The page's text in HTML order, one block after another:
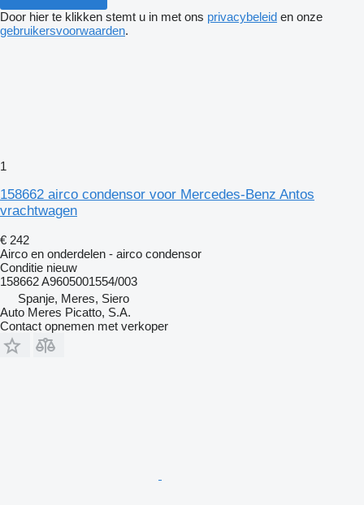
Door hier te klikken stemt u in met ons privacybeleid en onze
gebruikersvoorwaarden.
1
158662 airco condensor voor Mercedes-Benz Antos
vrachtwagen
€ 242
Airco en onderdelen - airco condensor
Conditie nieuw
158662 A9605001554/003
Spanje, Meres, Siero
Auto Meres Picatto, S.A.
Contact opnemen met verkoper